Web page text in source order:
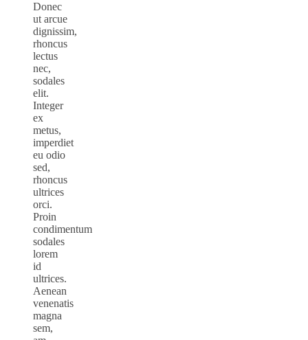
Donec
ut arcue
dignissim,
rhoncus
lectus
nec,
sodales
elit.
Integer
ex
metus,
imperdiet
eu odio
sed,
rhoncus
ultrices
orci.
Proin
condimentum
sodales
lorem
id
ultrices.
Aenean
venenatis
magna
sem,